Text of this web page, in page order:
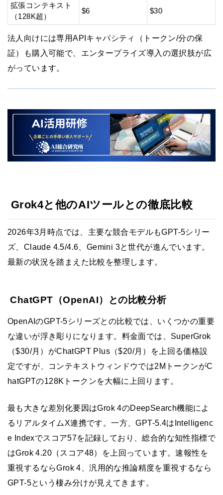
拡張コンテキスト
（128K超）
$6 $30
法人向けには専用APIキャパシティ（トークン/分の保
証）も購入可能で、エンタープライズ導入の選択肢が広
がっています。
Grok4と他のAIツールとの徹底比較
2026年3月時点では、主要な競合モデルもGPT-5シリー
ズ、Claude 4.5/4.6、Gemini 3と世代が進んでいます。
最新の状況を踏まえた比較を整理します。
ChatGPT（OpenAI）との比較分析
OpenAIのGPT-5シリーズとの比較では、いくつかの重要
な違いが浮き彫りになります。料金面では、SuperGrok
（$30/月）がChatGPT Plus（$20/月）を上回る価格設
定ですが、コンテキストウィンドウでは2MトークンがC
hatGPTの128Kトークンを大幅に上回ります。
最も大きな差別化要因はGrok 4のDeepSearch機能によ
るリアルタイムX連携です。一方、GPT-5.4はIntelligenc
e Indexでスコア57を記録しており、総合的な知性指標で
はGrok 4.20（スコア48）を上回っています。速報性を
重視するならGrok 4、汎用的な推論精度を重視するなら
GPT-5という棲み分けが見えてきます。